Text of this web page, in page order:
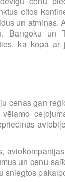
citos
un atmiņas.
Bangoku un
ka kopā ar
cenas gan
un cenu
sniegtos